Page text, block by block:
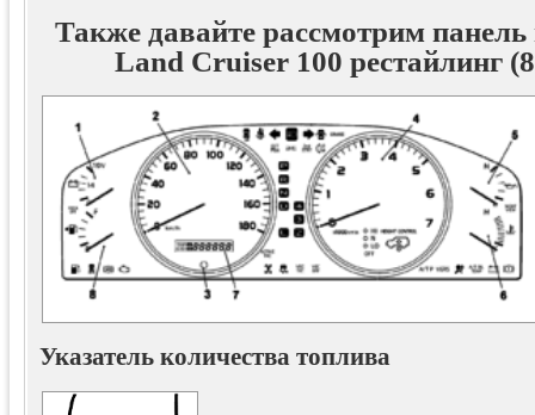
Также давайте рассмотрим
Land Cruiser 100 рестайлинг
Указатель количества топлива